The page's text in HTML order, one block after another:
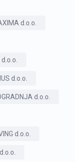
d.o.o.
d.o.o.
d.o.o.
d.o.o.